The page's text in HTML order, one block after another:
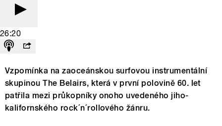
26:20
Vzpomínka na zaoceánskou surfovou instrumentální
skupinou The Belairs, která v první polovině 60. let
patřila mezi průkopníky onoho uvedeného jiho-
kalifornského rock´n´rollového žánru.